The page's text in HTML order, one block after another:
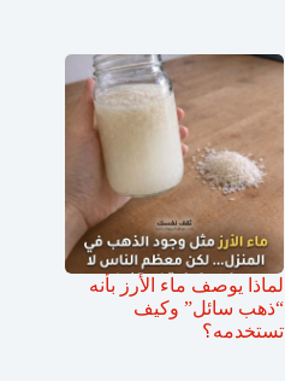
لماذا يوصف ماء الأرز بأنه
“ذهب سائل” وكيف
تستخدمه؟